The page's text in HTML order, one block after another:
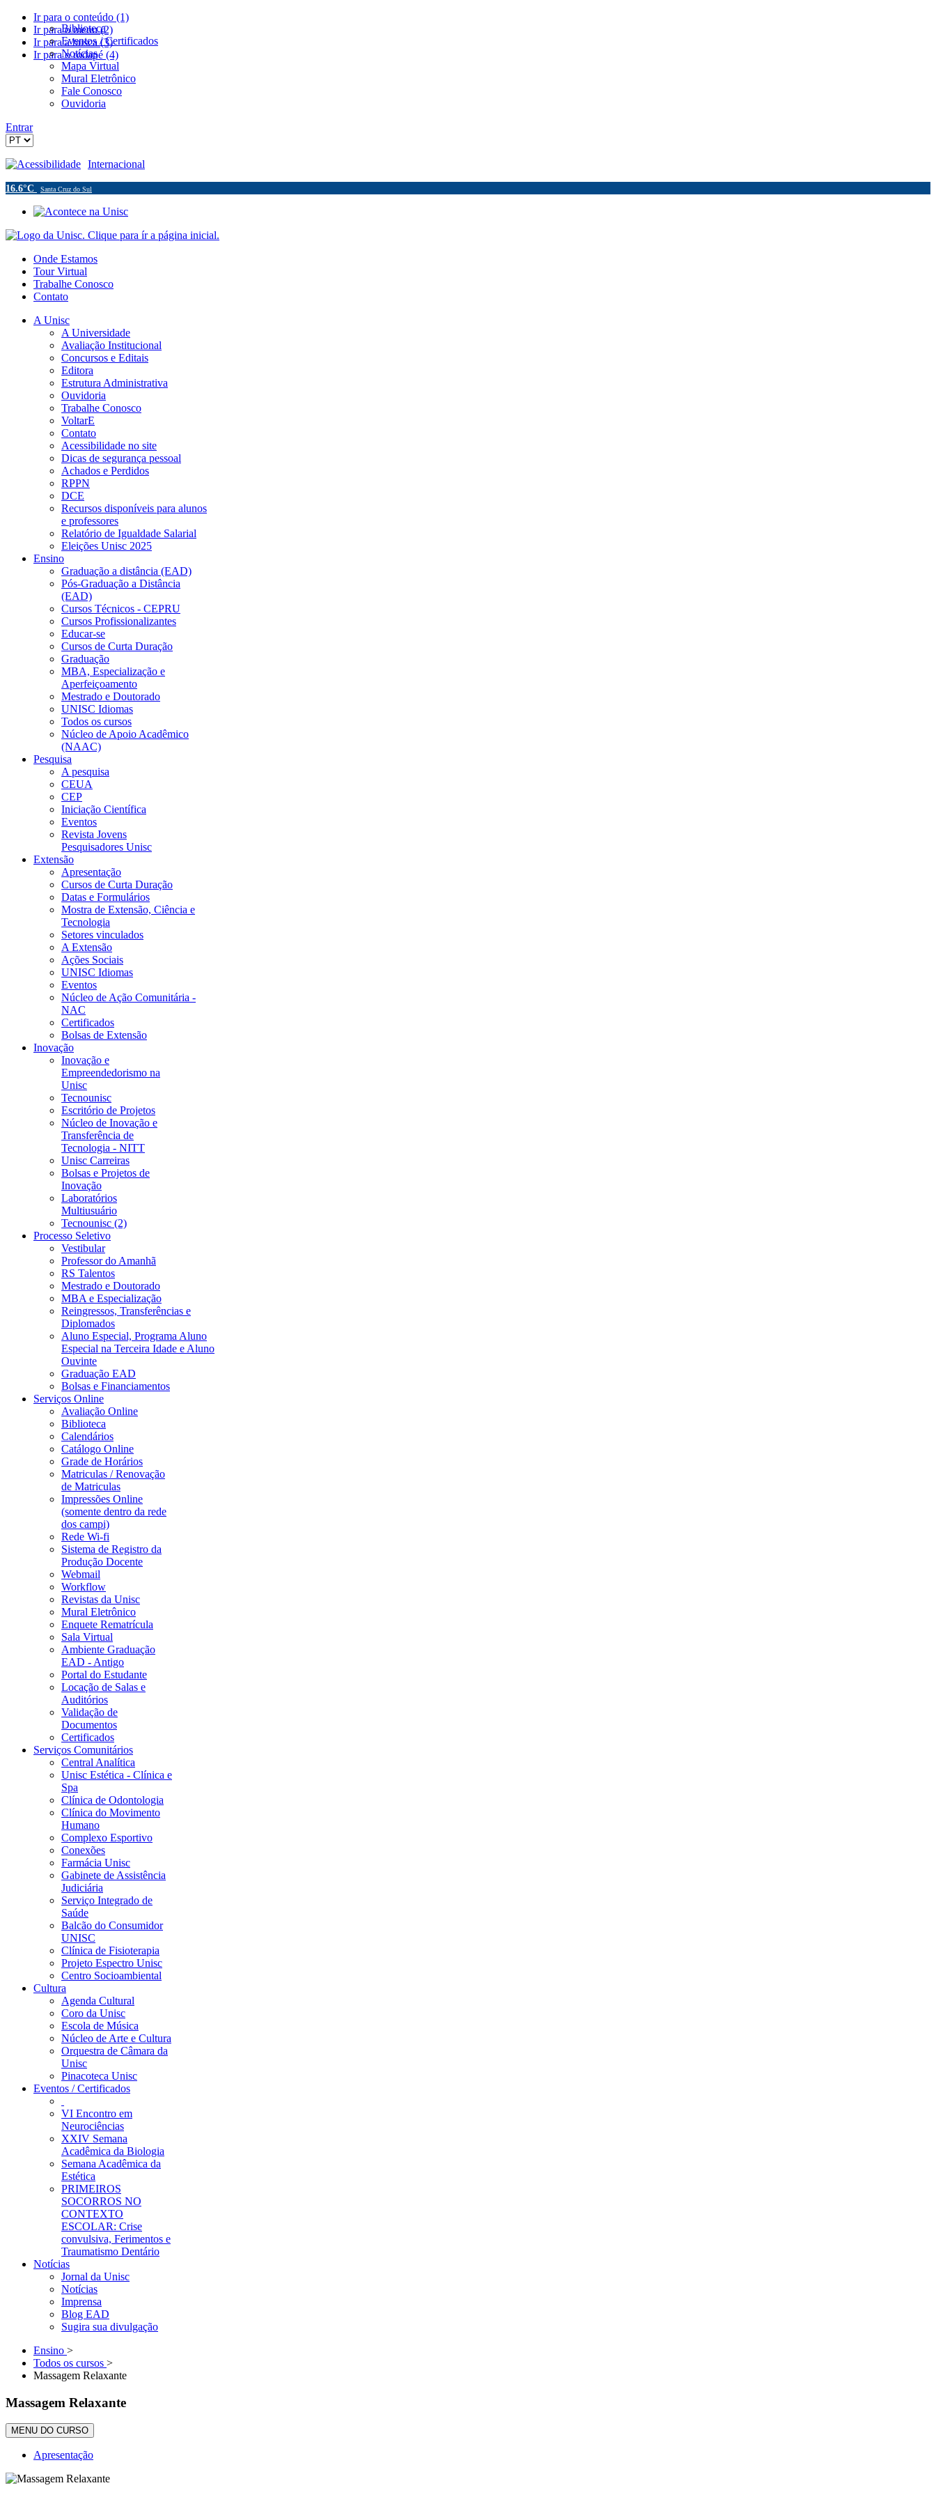
Ir para o conteúdo (1)
Ir para o menu (2)
Ir para a busca (3)
Ir para o rodapé (4)
Biblioteca
Eventos / Certificados
Notícias
Mapa Virtual
Mural Eletrônico
Fale Conosco
Ouvidoria
Entrar
Acessibilidade Internacional
16.6°C Santa Cruz do Sul
Onde Estamos
Tour Virtual
Trabalhe Conosco
Contato
A Unisc
A Universidade
Avaliação Institucional
Concursos e Editais
Editora
Estrutura Administrativa
Ouvidoria
Trabalhe Conosco
VoltarE
Contato
Acessibilidade no site
Dicas de segurança pessoal
Achados e Perdidos
RPPN
DCE
Recursos disponíveis para alunos
e professores
Relatório de Igualdade Salarial
Eleições Unisc 2025
Ensino
Graduação a distância (EAD)
Pós-Graduação a Distância
(EAD)
Cursos Técnicos - CEPRU
Cursos Profissionalizantes
Educar-se
Cursos de Curta Duração
Graduação
MBA, Especialização e
Aperfeiçoamento
Mestrado e Doutorado
UNISC Idiomas
Todos os cursos
Núcleo de Apoio Acadêmico
(NAAC)
Pesquisa
A pesquisa
CEUA
CEP
Iniciação Científica
Eventos
Revista Jovens
Pesquisadores Unisc
Extensão
Apresentação
Cursos de Curta Duração
Datas e Formulários
Mostra de Extensão, Ciência e
Tecnologia
Setores vinculados
A Extensão
Ações Sociais
UNISC Idiomas
Eventos
Núcleo de Ação Comunitária -
NAC
Certificados
Bolsas de Extensão
Inovação
Inovação e
Empreendedorismo na
Unisc
Tecnounisc
Escritório de Projetos
Núcleo de Inovação e
Transferência de
Tecnologia - NITT
Unisc Carreiras
Bolsas e Projetos de
Inovação
Laboratórios
Multiusuário
Tecnounisc (2)
Processo Seletivo
Vestibular
Professor do Amanhã
RS Talentos
Mestrado e Doutorado
MBA e Especialização
Reingressos, Transferências e
Diplomados
Aluno Especial, Programa Aluno
Especial na Terceira Idade e Aluno
Ouvinte
Graduação EAD
Bolsas e Financiamentos
Serviços Online
Avaliação Online
Biblioteca
Calendários
Catálogo Online
Grade de Horários
Matriculas / Renovação
de Matriculas
Impressões Online
(somente dentro da rede
dos campi)
Rede Wi-fi
Sistema de Registro da
Produção Docente
Webmail
Workflow
Revistas da Unisc
Mural Eletrônico
Enquete Rematrícula
Sala Virtual
Ambiente Graduação
EAD - Antigo
Portal do Estudante
Locação de Salas e
Auditórios
Validação de
Documentos
Certificados
Serviços Comunitários
Central Analítica
Unisc Estética - Clínica e
Spa
Clínica de Odontologia
Clínica do Movimento
Humano
Complexo Esportivo
Conexões
Farmácia Unisc
Gabinete de Assistência
Judiciária
Serviço Integrado de
Saúde
Balcão do Consumidor
UNISC
Clínica de Fisioterapia
Projeto Espectro Unisc
Centro Socioambiental
Cultura
Agenda Cultural
Coro da Unisc
Escola de Música
Núcleo de Arte e Cultura
Orquestra de Câmara da
Unisc
Pinacoteca Unisc
Eventos / Certificados
VI Encontro em
Neurociências
XXIV Semana
Acadêmica da Biologia
Semana Acadêmica da
Estética
PRIMEIROS
SOCORROS NO
CONTEXTO
ESCOLAR: Crise
convulsiva, Ferimentos e
Traumatismo Dentário
Notícias
Jornal da Unisc
Notícias
Imprensa
Blog EAD
Sugira sua divulgação
Ensino >
Todos os cursos >
Massagem Relaxante
Massagem Relaxante
MENU DO CURSO
Apresentação